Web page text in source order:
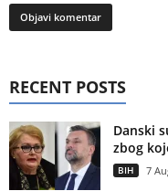
RECENT POSTS
Danski
zbog
BIH 7